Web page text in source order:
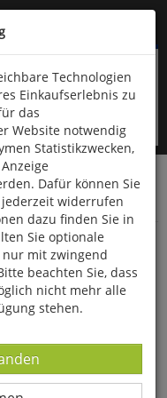
Zeitschriften
Heft 3
Technologien
Einkaufserlebnis zu
das
Website notwendig
Statistikzwecken,
Dafür können Sie
widerrufen
dazu finden Sie in
Sie optionale
nur mit zwingend
beachten Sie, dass
nicht mehr alle
stehen.
-